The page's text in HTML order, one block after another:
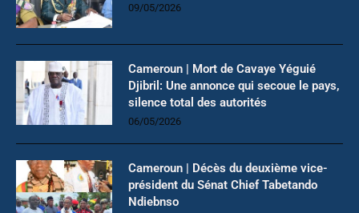
09/05/2026
Cameroun | Mort de Cavaye Yéguié
Djibril: Une annonce qui secoue le pays,
silence total des autorités
06/05/2026
Cameroun | Décès du deuxième vice-
président du Sénat Chief Tabetando
Ndiebnso